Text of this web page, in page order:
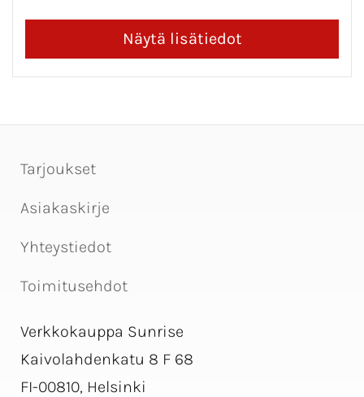
Tarjoukset
Asiakaskirje
Yhteystiedot
Toimitusehdot
Verkkokauppa Sunrise
Kaivolahdenkatu 8 F 68
FI-00810, Helsinki